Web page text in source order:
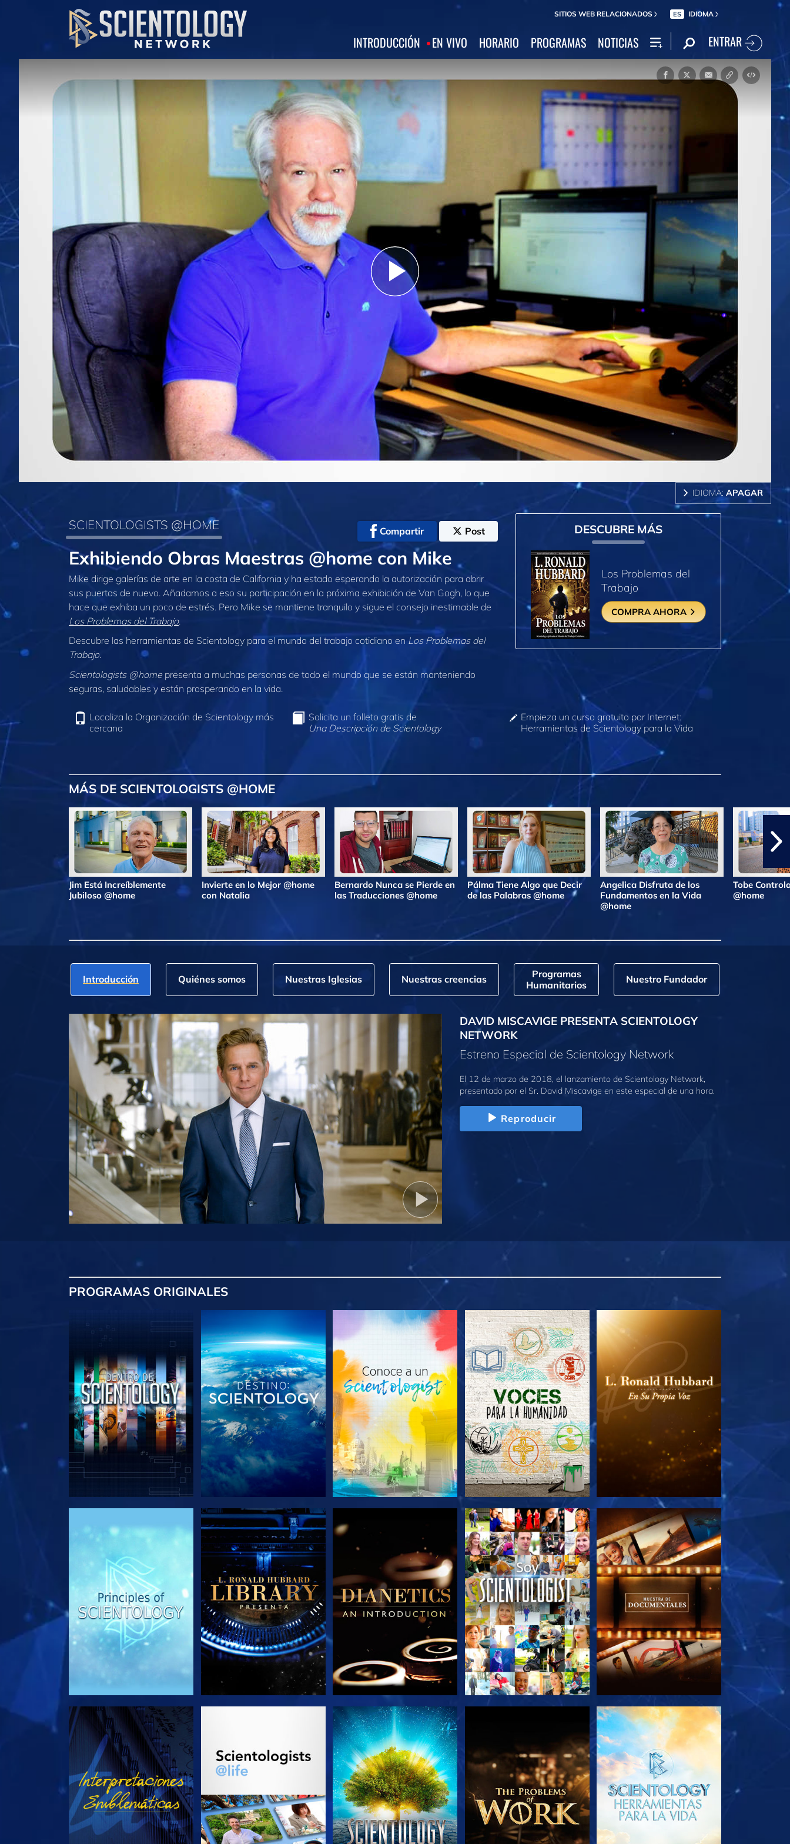
SITIOS WEB RELACIONADOS ES IDIOMA
INTRODUCCIÓN EN VIVO HORARIO PROGRAMAS NOTICIAS ENTRAR
Play
Video
IDIOMA: APAGAR
SCIENTOLOGISTS @HOME Compartir Post
Exhibiendo Obras Maestras @home con Mike
Mike dirige galerías de arte en la costa de California y ha estado esperando la autorización para abrir
sus puertas de nuevo. Añadamos a eso su participación en la próxima exhibición de Van Gogh, lo que
hace que exhiba un poco de estrés. Pero Mike se mantiene tranquilo y sigue el consejo inestimable de
Los Problemas del Trabajo.
Descubre las herramientas de Scientology para el mundo del trabajo cotidiano enLos Problemas del
Trabajo.
Scientologists @homepresenta a muchas personas de todo el mundo que se están manteniendo
seguras, saludables y están prosperando en la vida.
DESCUBRE MÁS
Los Problemas del
Trabajo
COMPRA AHORA
Localiza la Organización de Scientology más
cercana
Solicita un folleto gratis de
Una Descripción de Scientology
Empieza un curso gratuito por Internet:
Herramientas de Scientology para la Vida
MÁS DE SCIENTOLOGISTS @HOME
Jim Está Increíblemente
Jubiloso @home
Invierte en lo Mejor @home
con Natalia
Bernardo Nunca se Pierde en
las Traducciones @home
Pálma Tiene Algo que Decir
de las Palabras @home
Angelica Disfruta de los
Fundamentos en la Vida
@home
Tobe
@home
Introducción Quiénes somos Nuestras Iglesias Nuestras creencias
Programas
Humanitarios
Nuestro Fundador
DAVID MISCAVIGE PRESENTA SCIENTOLOGY
NETWORK
Estreno Especial de Scientology Network
El 12 de marzo de 2018, el lanzamiento de Scientology Network,
presentado por el Sr. David Miscavige en este especial de una hora.
Reproducir
PROGRAMAS ORIGINALES
EXPLORA LAS SERIES EXPLORA LAS SERIES EXPLORA LAS SERIES EXPLORA LAS SERIES EXPLORA LAS SERIES
VE EXPLORA LAS SERIES